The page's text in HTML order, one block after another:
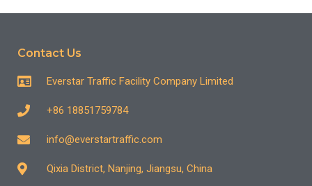
Contact Us
Everstar Traffic Facility Company Limited
+86 18851759784
info@everstartraffic.com
Qixia District, Nanjing, Jiangsu, China